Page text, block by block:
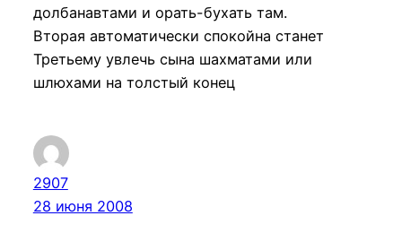
долбанавтами и орать-бухать там.
Вторая автоматически спокойна станет
Третьему увлечь сына шахматами или
шлюхами на толстый конец
2907
28 июня 2008